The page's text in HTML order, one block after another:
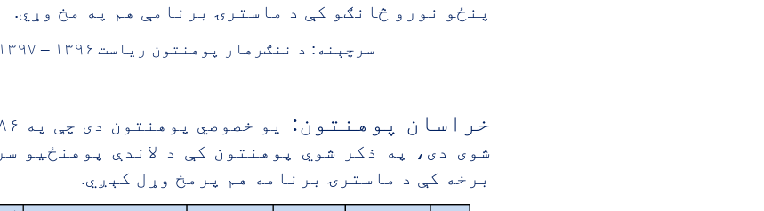
پنځو نورو څانګو کې د ماسترۍ برنامې هم په مخ وړي.
سرچېنه: د ننګرهار پوهنتون ریاست ۱۳۹۶ – ۱۳۹۷ کال
خراسان پوهنتون:
شوی دی، په ذکر شوي پوهنتون کې د لاندې پوهنځيو
برخه کې د ماسترۍ برنامه هم پرمخ وړل کېږي.